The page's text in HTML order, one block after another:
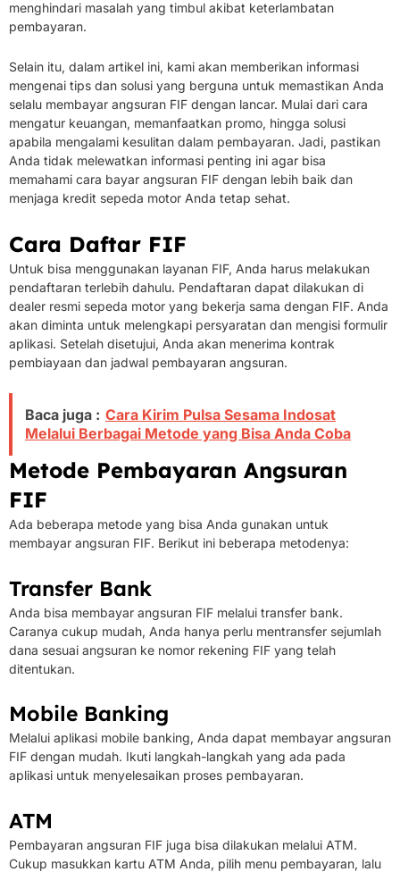
menghindari masalah yang timbul akibat keterlambatan
pembayaran.
Selain itu, dalam artikel ini, kami akan memberikan informasi
mengenai tips dan solusi yang berguna untuk memastikan Anda
selalu membayar angsuran FIF dengan lancar. Mulai dari cara
mengatur keuangan, memanfaatkan promo, hingga solusi
apabila mengalami kesulitan dalam pembayaran. Jadi, pastikan
Anda tidak melewatkan informasi penting ini agar bisa
memahami cara bayar angsuran FIF dengan lebih baik dan
menjaga kredit sepeda motor Anda tetap sehat.
Cara Daftar FIF
Untuk bisa menggunakan layanan FIF, Anda harus melakukan
pendaftaran terlebih dahulu. Pendaftaran dapat dilakukan di
dealer resmi sepeda motor yang bekerja sama dengan FIF. Anda
akan diminta untuk melengkapi persyaratan dan mengisi formulir
aplikasi. Setelah disetujui, Anda akan menerima kontrak
pembiayaan dan jadwal pembayaran angsuran.
Baca juga : Cara Kirim Pulsa Sesama Indosat
Melalui Berbagai Metode yang Bisa Anda Coba
Metode Pembayaran Angsuran
FIF
Ada beberapa metode yang bisa Anda gunakan untuk
membayar angsuran FIF. Berikut ini beberapa metodenya:
Transfer Bank
Anda bisa membayar angsuran FIF melalui transfer bank.
Caranya cukup mudah, Anda hanya perlu mentransfer sejumlah
dana sesuai angsuran ke nomor rekening FIF yang telah
ditentukan.
Mobile Banking
Melalui aplikasi mobile banking, Anda dapat membayar angsuran
FIF dengan mudah. Ikuti langkah-langkah yang ada pada
aplikasi untuk menyelesaikan proses pembayaran.
ATM
Pembayaran angsuran FIF juga bisa dilakukan melalui ATM.
Cukup masukkan kartu ATM Anda, pilih menu pembayaran, lalu